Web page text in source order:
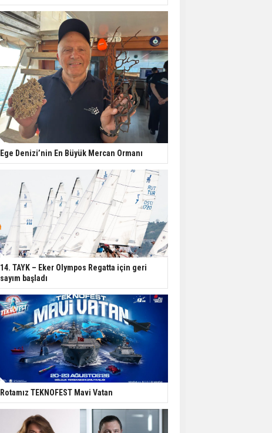
Ege Denizi’nin En Büyük Mercan Ormanı
14. TAYK – Eker Olympos Regatta için geri
sayım başladı
Rotamız TEKNOFEST Mavi Vatan